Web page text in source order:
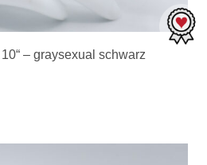
– graysexual schwarz